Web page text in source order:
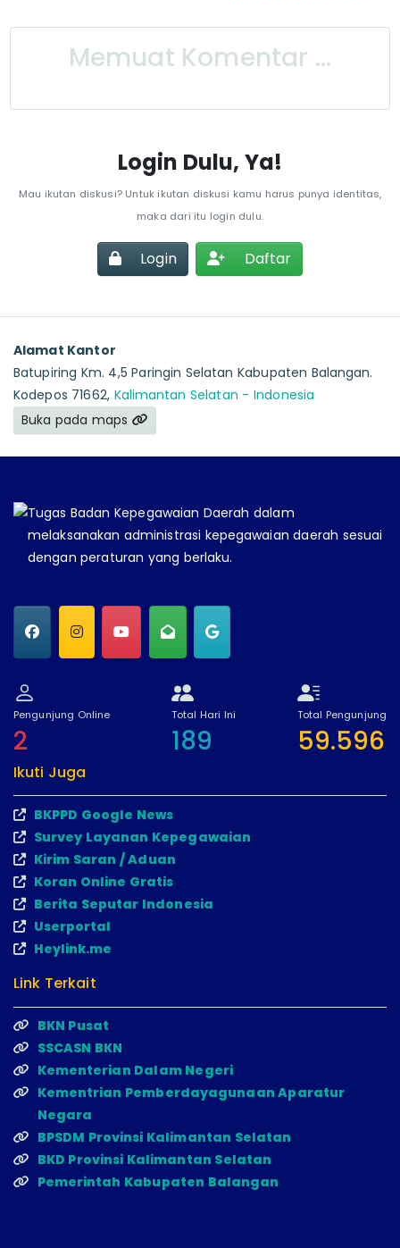
Memuat Komentar ...
Login Dulu, Ya!
Mau ikutan diskusi? Untuk ikutan diskusi kamu harus punya identitas,
maka dari itu login dulu.
Login Daftar
Alamat Kantor
Batupiring Km. 4,5 Paringin Selatan Kabupaten Balangan.
Kodepos 71662, Kalimantan Selatan - Indonesia
Buka pada maps
Tugas Badan Kepegawaian Daerah dalam
melaksanakan administrasi kepegawaian daerah sesuai
dengan peraturan yang berlaku.
Pengunjung Online
2
Total Hari Ini
189
Total Pengunjung
59.596
Ikuti Juga
BKPPD Google News
Survey Layanan Kepegawaian
Kirim Saran / Aduan
Koran Online Gratis
Berita Seputar Indonesia
Userportal
Heylink.me
Link Terkait
BKN Pusat
SSCASN BKN
Kementerian Dalam Negeri
Kementrian Pemberdayagunaan Aparatur
Negara
BPSDM Provinsi Kalimantan Selatan
BKD Provinsi Kalimantan Selatan
Pemerintah Kabupaten Balangan